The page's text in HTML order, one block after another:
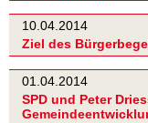
10.04.2014
Ziel des
01.04.2014
SPD und Peter